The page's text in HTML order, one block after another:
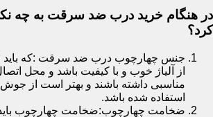
در هنگام خرید درب ضد سرقت به چه
کرد؟
جنس چهارچوب درب ضد سرقت :که باید
از آلیاژ خوب و با کیفیت باشد و محل
استفاده شده باشد.